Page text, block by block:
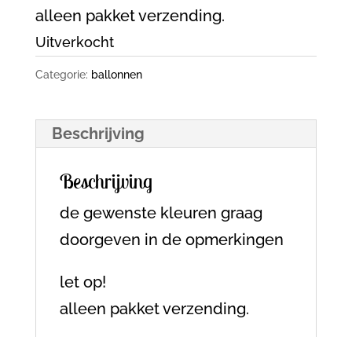
alleen pakket verzending.
Uitverkocht
Categorie: ballonnen
Beschrijving
Beschrijving
de gewenste kleuren graag
doorgeven in de opmerkingen
let op!
alleen pakket verzending.